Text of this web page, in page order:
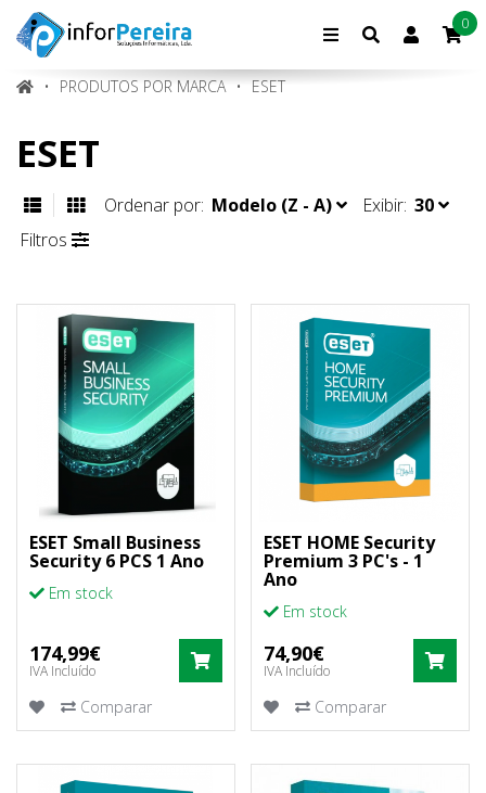
Conta0
PRODUTOS POR MARCA ESET
ESET
Ordenar por: Modelo (Z - A) Exibir: 30
Filtros
ESET Small Business
Security 6 PCS 1 Ano
Em stock
174,99€
IVA Incluído COMPRAR
Comparar
ESET HOME Security
Premium 3 PC's - 1
Ano
Em stock
74,90€
IVA Incluído
Comparar